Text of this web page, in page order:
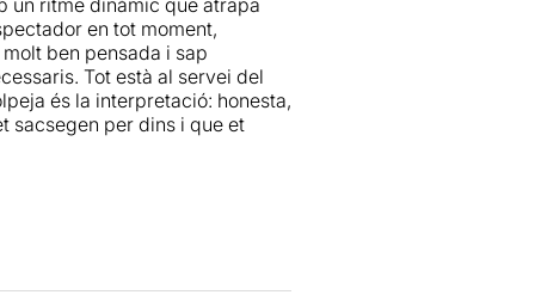
en tot moment,
ben pensada i sap
Tot està al servei del
és la interpretació: honesta,
sacsegen per dins i que et